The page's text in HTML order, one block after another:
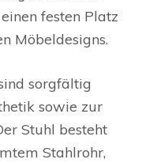
festen Platz
Möbeldesigns.
sorgfältig
sowie zur
Stuhl besteht
Stahlrohr,